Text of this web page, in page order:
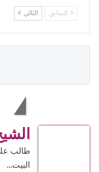
السابق التالي
طالب
البيت...